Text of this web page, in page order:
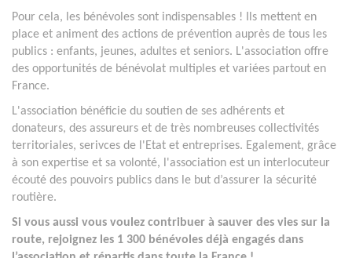
Pour cela, les bénévoles sont indispensables ! Ils mettent en
place et animent des actions de prévention auprès de tous les
publics : enfants, jeunes, adultes et seniors. L'association offre
des opportunités de bénévolat multiples et variées partout en
France.
L'association bénéficie du soutien de ses adhérents et
donateurs, des assureurs et de très nombreuses collectivités
territoriales, serivces de l'Etat et entreprises. Egalement, grâce
à son expertise et sa volonté, l'association est un interlocuteur
écouté des pouvoirs publics dans le but d’assurer la sécurité
routière.
Si vous aussi vous voulez contribuer à sauver des vies sur la
route, rejoignez les 1 300 bénévoles déjà engagés dans